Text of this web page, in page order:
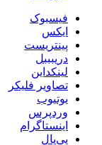
فیسبوک
ایکس
پینتریست
دریبببل
لینکداین
تصاویر فلیکر
یوتیوب
وردپرس
اینستاگرام
پی‌پال